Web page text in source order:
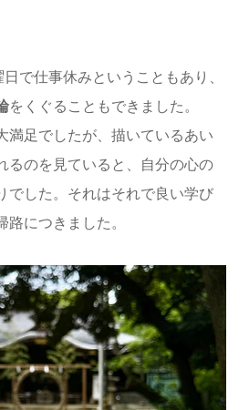
で仕事休みということもあり、
をくぐることもできました。
満足でしたが、描いているあい
るのを見ていると、自分の心の
でした。それはそれで良い学び
路につきました。